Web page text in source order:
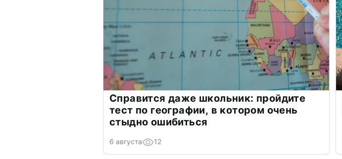
Справится даже школьник: пройдите
тест по географии, в котором очень
стыдно ошибиться
6 августа 12